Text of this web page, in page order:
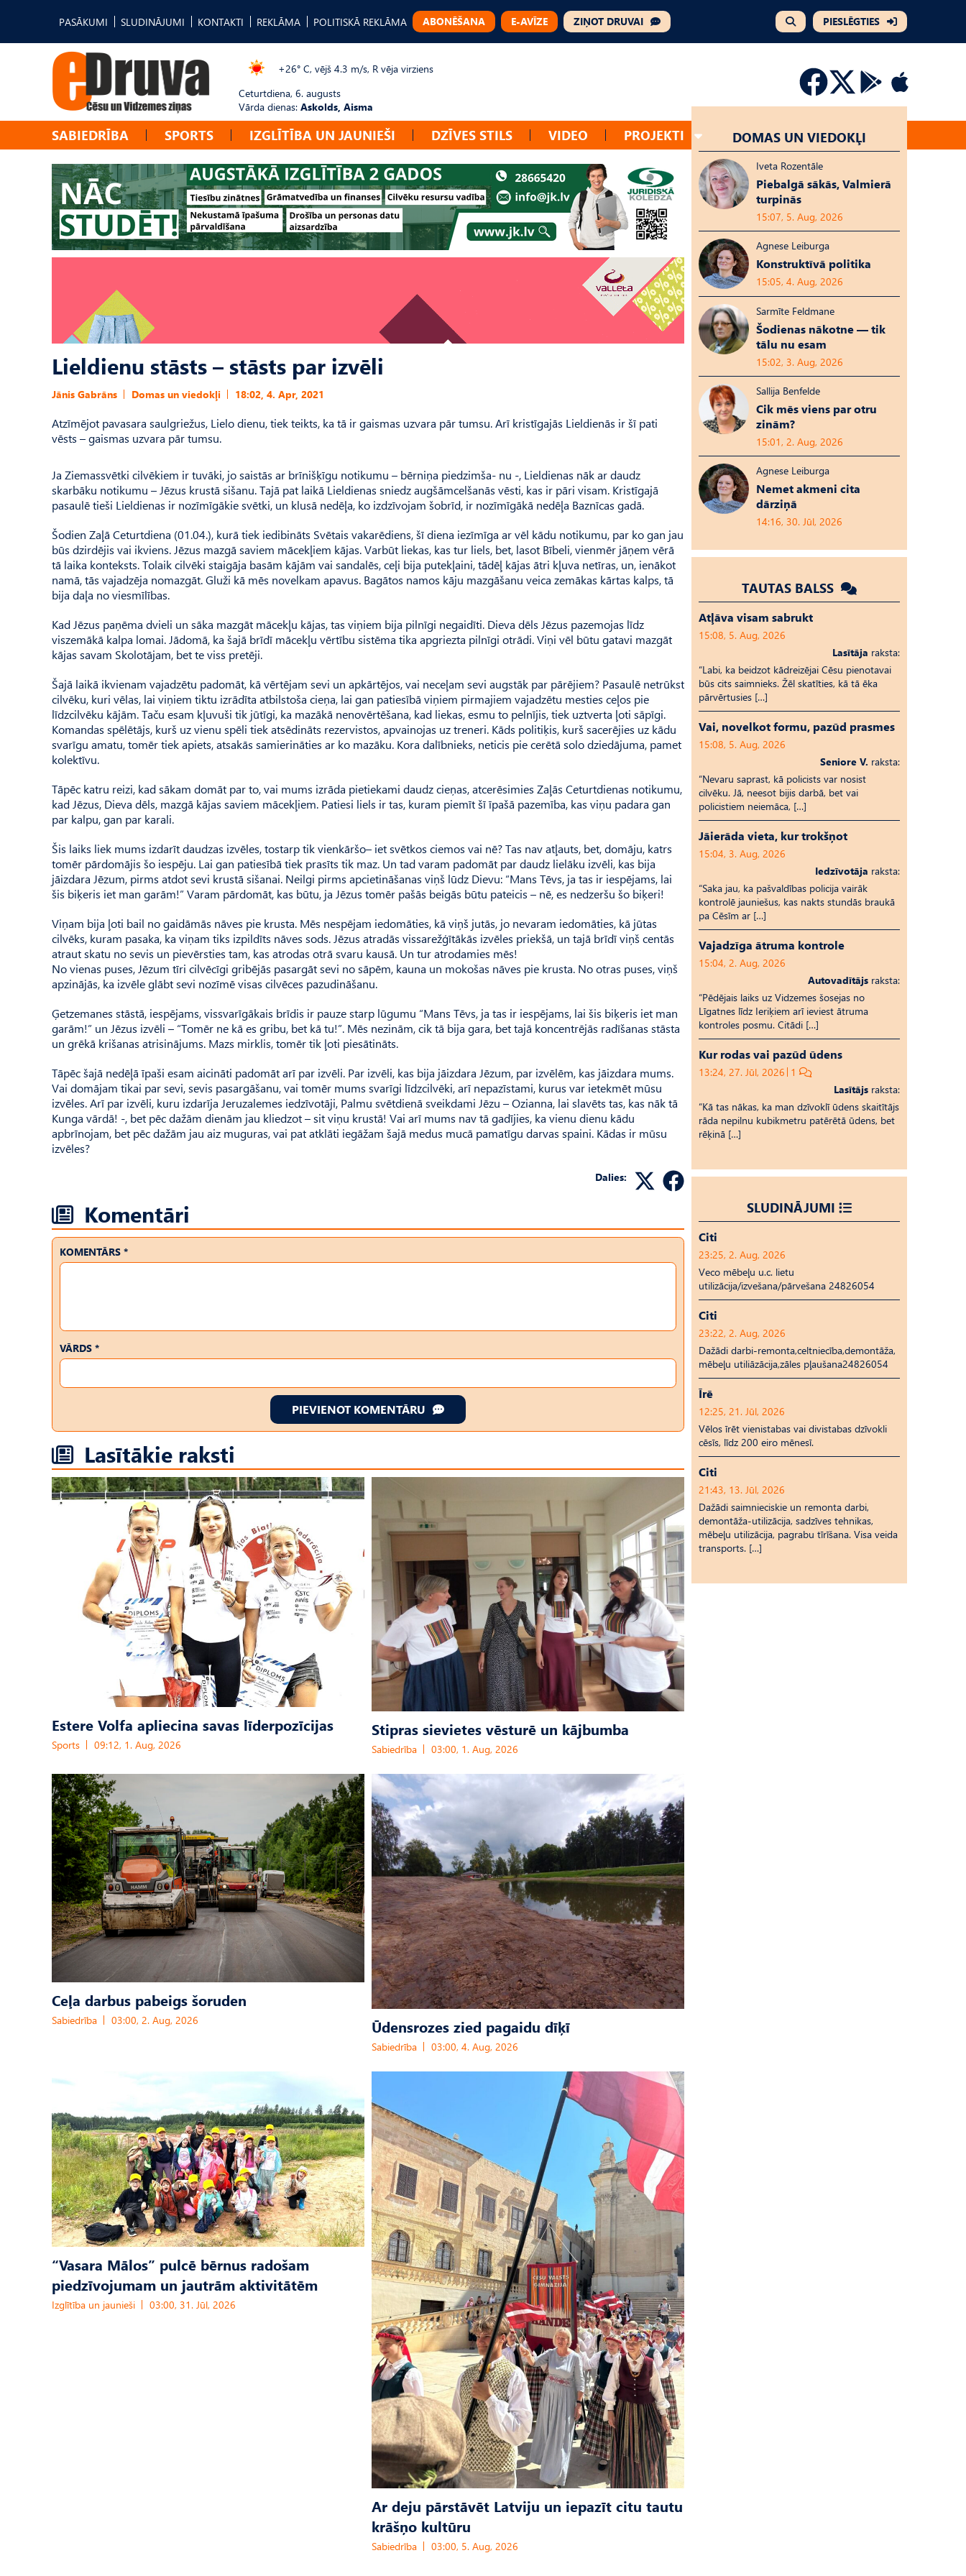
PASĀKUMI SLUDINĀJUMI KONTAKTI REKLĀMA POLITISKĀ REKLĀMA ABONĒŠANA E-AVĪZE ZIŅOT DRUVAI PIESLĒGTIES
+26° C, vējš 4.3 m/s, R vēja virziens
Ceturtdiena, 6. augusts
Vārda dienas: Askolds, Aisma
SABIEDRĪBA SPORTS IZGLĪTĪBA UN JAUNIEŠI DZĪVES STILS VIDEO PROJEKTI
Lieldienu stāsts – stāsts par izvēli
Jānis Gabrāns Domas un viedokļi 18:02, 4. Apr, 2021
Atzīmējot pavasara saulgriežus, Lielo dienu, tiek teikts, ka tā ir gaismas uzvara pār tumsu. Arī kristīgajās Lieldienās ir šī pati
vēsts – gaismas uzvara pār tumsu.
Ja Ziemassvētki cilvēkiem ir tuvāki, jo saistās ar brīnišķīgu notikumu – bērniņa piedzimša- nu -, Lieldienas nāk ar daudz
skarbāku notikumu – Jēzus krustā sišanu. Tajā pat laikā Lieldienas sniedz augšāmcelšanās vēsti, kas ir pāri visam. Kristīgajā
pasaulē tieši Lieldienas ir nozīmīgākie svētki, un klusā nedēļa, ko izdzīvojam šobrīd, ir nozīmīgākā nedēļa Baznīcas gadā.
Šodien Zaļā Ceturtdiena (01.04.), kurā tiek iedibināts Svētais vakar­ēdiens, šī diena iezīmīga ar vēl kādu notikumu, par ko gan jau
būs dzirdējis vai ikviens. Jēzus mazgā saviem mācekļiem kājas. Varbūt liekas, kas tur liels, bet, lasot Bībeli, vienmēr jāņem vērā
tā laika konteksts. Tolaik cilvēki staigāja basām kājām vai sandalēs, ceļi bija putekļaini, tādēļ kājas ātri kļuva netīras, un, ienākot
namā, tās vajadzēja nomazgāt. Gluži kā mēs novelkam apavus. Bagātos namos kāju mazgāšanu veica zemākas kārtas kalps, tā
bija daļa no viesmīlības.
Kad Jēzus paņēma dvieli un sāka mazgāt mācekļu kājas, tas viņiem bija pilnīgi negaidīti. Dieva dēls Jēzus pazemojas līdz
viszemākā kalpa lomai. Jādomā, ka šajā brīdī mācekļu vērtību sistēma tika apgriezta pilnīgi otrādi. Viņi vēl būtu gatavi mazgāt
kājas savam Skolotājam, bet te viss pretēji.
Šajā laikā ikvienam vajadzētu padomāt, kā vērtējam sevi un apkārtējos, vai neceļam sevi augstāk par pārējiem? Pasaulē netrūkst
cilvēku, kuri vēlas, lai viņiem tiktu izrādīta atbilstoša cieņa, lai gan patiesībā viņiem pirmajiem vajadzētu mesties ceļos pie
līdzcilvēku kājām. Taču esam kļuvuši tik jūtīgi, ka mazākā nenovērtēšana, kad liekas, esmu to pelnījis, tiek uztverta ļoti sāpīgi.
Komandas spēlētājs, kurš uz vienu spēli tiek atsēdināts rezervistos, apvainojas uz treneri. Kāds politiķis, kurš sacerējies uz kādu
svarīgu amatu, tomēr tiek apiets, atsakās samierināties ar ko mazāku. Kora dalībnieks, neticis pie cerētā solo dziedājuma, pamet
kolektīvu.
Tāpēc katru reizi, kad sākam domāt par to, vai mums izrāda pietiekami daudz cieņas, atcerēsimies Zaļās Ceturtdienas notikumu,
kad Jēzus, Dieva dēls, mazgā kājas saviem mācekļiem. Patiesi liels ir tas, kuram piemīt šī īpašā pazemība, kas viņu padara gan
par kalpu, gan par karali.
Šis laiks liek mums izdarīt daudzas izvēles, tostarp tik vienkāršo– iet svētkos ciemos vai nē? Tas nav atļauts, bet, domāju, katrs
tomēr pārdomājis šo iespēju. Lai gan patiesībā tiek prasīts tik maz. Un tad varam padomāt par daudz lielāku izvēli, kas bija
jāizdara Jēzum, pirms atdot sevi krustā sišanai. Neilgi pirms apcietināšanas viņš lūdz Dievu: “Mans Tēvs, ja tas ir iespējams, lai
šis biķeris iet man garām!” Varam pārdomāt, kas būtu, ja Jēzus tomēr pašās beigās būtu pateicis – nē, es nedzeršu šo biķeri!
Viņam bija ļoti bail no gaidāmās nāves pie krusta. Mēs nespējam iedomāties, kā viņš jutās, jo nevaram iedomāties, kā jūtas
cilvēks, kuram pasaka, ka viņam tiks izpildīts nāves sods. Jēzus atradās vissarežģītākās izvēles priekšā, un tajā brīdī viņš centās
atraut skatu no sevis un pievērsties tam, kas atrodas otrā svaru kausā. Un tur atrodamies mēs!
No vienas puses, Jēzum tīri cilvēcīgi gribējās pasargāt sevi no sāpēm, kauna un mokošas nāves pie krusta. No otras puses, viņš
apzinājās, ka izvēle glābt sevi nozīmē visas cilvēces pazudināšanu.
Ģetzemanes stāstā, iespējams, vissvarīgākais brīdis ir pauze starp lūgumu “Mans Tēvs, ja tas ir iespējams, lai šis biķeris iet man
garām!” un Jēzus izvēli – “Tomēr ne kā es gribu, bet kā tu!”. Mēs nezinām, cik tā bija gara, bet tajā koncentrējās radīšanas stāsta
un grēkā krišanas atrisinājums. Mazs mirklis, tomēr tik ļoti piesātināts.
Tāpēc šajā nedēļā īpaši esam aicināti padomāt arī par izvēli. Par izvēli, kas bija jāizdara Jēzum, par izvēlēm, kas jāizdara mums.
Vai domājam tikai par sevi, sevis pasargāšanu, vai tomēr mums svarīgi līdzcilvēki, arī nepazīstami, kurus var ietekmēt mūsu
izvēles. Arī par izvēli, kuru izdarīja Jeruza­lemes iedzīvotāji, Palmu svētdienā sveikdami Jēzu – Ozianna, lai slavēts tas, kas nāk tā
Kunga vārdā! -, bet pēc dažām dienām jau kliedzot – sit viņu krustā! Vai arī mums nav tā gadījies, ka vienu dienu kādu
apbrīnojam, bet pēc dažām jau aiz muguras, vai pat atklāti iegāžam šajā medus mucā pamatīgu darvas spaini. Kādas ir mūsu
izvēles?
Dalies:
Komentāri
KOMENTĀRS *
VĀRDS *
PIEVIENOT KOMENTĀRU
Lasītākie raksti
Estere Volfa apliecina savas līderpozīcijas
Sports 09:12, 1. Aug, 2026
Stipras sievietes vēsturē un kājbumba
Sabiedrība 03:00, 1. Aug, 2026
Ceļa darbus pabeigs šoruden
Sabiedrība 03:00, 2. Aug, 2026 Ūdensrozes zied pagaidu dīķī
Sabiedrība 03:00, 4. Aug, 2026
“Vasara Mālos” pulcē bērnus radošam
piedzīvojumam un jautrām aktivitātēm
Izglītība un jaunieši 03:00, 31. Jūl, 2026
Ar deju pārstāvēt Latviju un iepazīt citu tautu
krāšņo kultūru
Sabiedrība 03:00, 5. Aug, 2026
DOMAS UN VIEDOKĻI
Iveta Rozentāle
Piebalgā sākās, Valmierā
turpinās
15:07, 5. Aug, 2026
Agnese Leiburga
Konstruktīvā politika
15:05, 4. Aug, 2026
Sarmīte Feldmane
Šodienas nākotne — tik
tālu nu esam
15:02, 3. Aug, 2026
Sallija Benfelde
Cik mēs viens par otru
zinām?
15:01, 2. Aug, 2026
Agnese Leiburga
Nemet akmeni cita
dārziņā
14:16, 30. Jūl, 2026
TAUTAS BALSS
Atļāva visam sabrukt
15:08, 5. Aug, 2026
Lasītāja raksta:
“Labi, ka beidzot kādreizējai Cēsu pienotavai
būs cits saimnieks. Žēl skatīties, kā tā ēka
pārvērtusies […]
Vai, novelkot formu, pazūd prasmes
15:08, 5. Aug, 2026
Seniore V. raksta:
“Nevaru saprast, kā policists var nosist
cilvēku. Jā, neesot bijis darbā, bet vai
policistiem neiemāca, […]
Jāierāda vieta, kur trokšņot
15:04, 3. Aug, 2026
Iedzīvotāja raksta:
“Saka jau, ka pašvaldības policija vairāk
kontrolē jauniešus, kas nakts stundās braukā
pa Cēsīm ar […]
Vajadzīga ātruma kontrole
15:04, 2. Aug, 2026
Autovadītājs raksta:
“Pēdējais laiks uz Vid­ze­mes šosejas no
Līgatnes līdz Ieriķiem arī ieviest ātruma
kontroles posmu. Citādi […]
Kur rodas vai pazūd ūdens
13:24, 27. Jūl, 2026 1
Lasītājs raksta:
“Kā tas nākas, ka man dzīvoklī ūdens skaitītājs
rāda nepilnu kubikmetru patērētā ūdens, bet
rēķinā […]
SLUDINĀJUMI
Citi
23:25, 2. Aug, 2026
Veco mēbeļu u.c. lietu
utilizācija/izvešana/pārvešana 24826054
Citi
23:22, 2. Aug, 2026
Dažādi darbi-remonta,celtniecība,demontāža,
mēbeļu utiliāzācija,zāles pļaušana24826054
Īrē
12:25, 21. Jūl, 2026
Vēlos īrēt vienistabas vai divistabas dzīvokli
cēsīs, līdz 200 eiro mēnesī.
Citi
21:43, 13. Jūl, 2026
Dažādi saimnieciskie un remonta darbi,
demontāža-utilizācija, sadzīves tehnikas,
mēbeļu utilizācija, pagrabu tīrīšana. Visa veida
transports. […]